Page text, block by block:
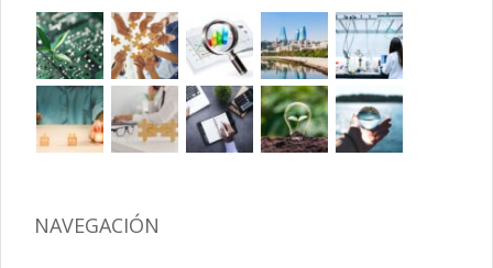
NAVEGACIÓN